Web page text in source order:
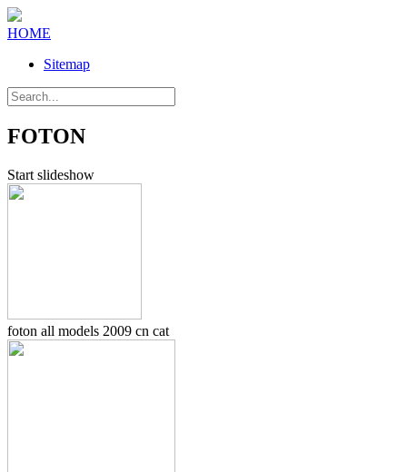
HOME
Sitemap
FOTON
Start slideshow
foton all models 2009 cn cat